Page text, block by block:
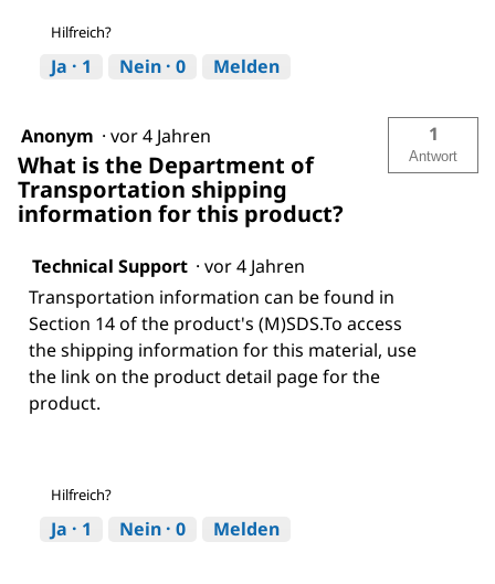
Hilfreich?
Ja · 1 Nein · 0 Melden
Anonym · vor 4 Jahren
What is the Department of
Transportation shipping
information for this product?
1
Antwort
Technical Support · vor 4 Jahren
Transportation information can be found in
Section 14 of the product's (M)SDS.To access
the shipping information for this material, use
the link on the product detail page for the
product.
Hilfreich?
Ja · 1 Nein · 0 Melden